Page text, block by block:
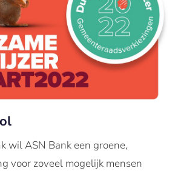
wil ASN Bank een groene,
voor zoveel mogelijk mensen